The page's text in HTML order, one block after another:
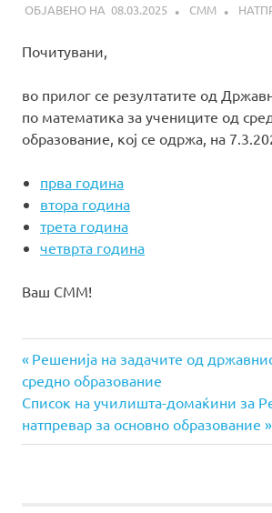
08.03.2025 СММ
Почитувани,
во прилог се резултатите од
по математика за учениците од
образование, кој се одржа, на
прва година
втора година
трета година
четврта година
Ваш СММ!
Навигација
на
напис
Previous
Post:
Решенија на задачите од
средно образование
Next
Post:
Список на училишта-домаќини за
натпревар за основно образование